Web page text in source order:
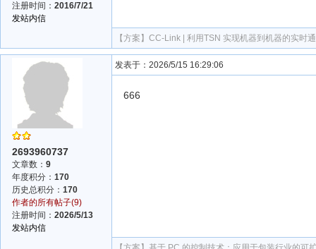
注册时间： 2016/7/21
发站内信
【方案】 CC-Link | 利用TSN 实现机器到机器的实时
2693960737
文章数： 9
年度积分： 170
历史总积分： 170
作者的所有帖子(9)
注册时间： 2026/5/13
发站内信
发表于：2026/5/15 16:29:06
666